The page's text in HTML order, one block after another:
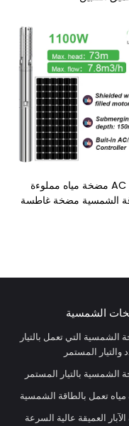
AC / DC مضخة مياه مملوءة
الشمسية مضخة غاطسة
الشمسية
الشمسية التي تعمل بالتيار
والتيار المستمر
الشمسية بالتيار المستمر
تعمل بالطاقة الشمسية
العميقة عالية السرعة